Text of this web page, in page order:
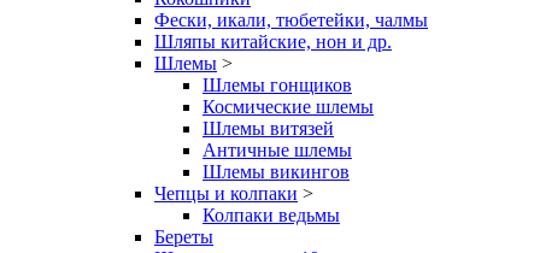
Фески, икали, тюбетейки, чалмы
Шляпы китайские, нон и др.
Шлемы >
Шлемы гонщиков
Космические шлемы
Шлемы витязей
Античные шлемы
Шлемы викингов
Чепцы и колпаки >
Колпаки ведьмы
Береты